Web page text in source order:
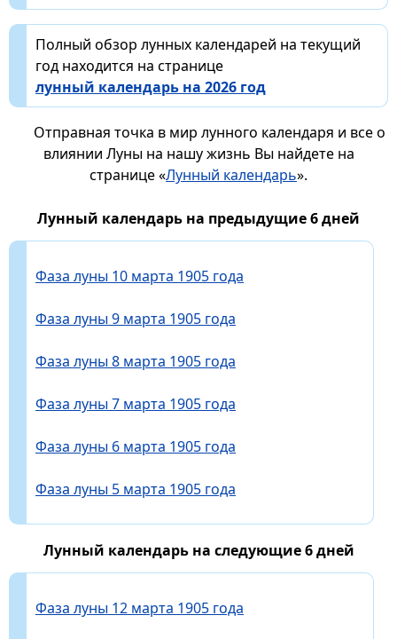
Полный обзор лунных календарей на текущий
год находится на странице
лунный календарь на 2026 год
Отправная точка в мир лунного календаря и все о
влиянии Луны на нашу жизнь Вы найдете на
странице «Лунный календарь».
Лунный календарь на предыдущие 6 дней
Фаза луны 10 марта 1905 года
Фаза луны 9 марта 1905 года
Фаза луны 8 марта 1905 года
Фаза луны 7 марта 1905 года
Фаза луны 6 марта 1905 года
Фаза луны 5 марта 1905 года
Лунный календарь на следующие 6 дней
Фаза луны 12 марта 1905 года